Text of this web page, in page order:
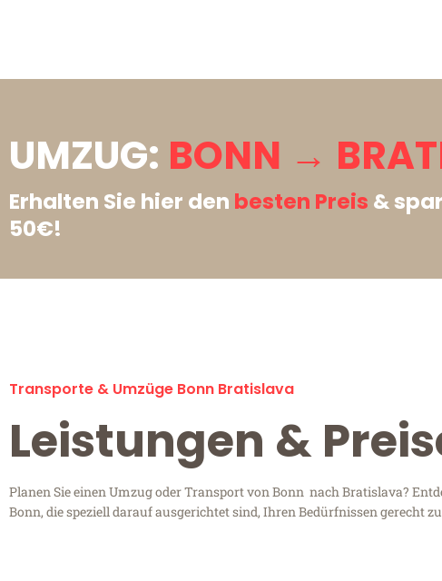
UMZUG: BONN →
Erhalten Sie hier den besten Preis &
50€!
Transporte & Umzüge Bonn Bratislava
Leistungen &
Planen Sie einen Umzug oder Transport von Bonn nach Bratislava?
Bonn, die speziell darauf ausgerichtet sind, Ihren Bedürfnissen gerecht